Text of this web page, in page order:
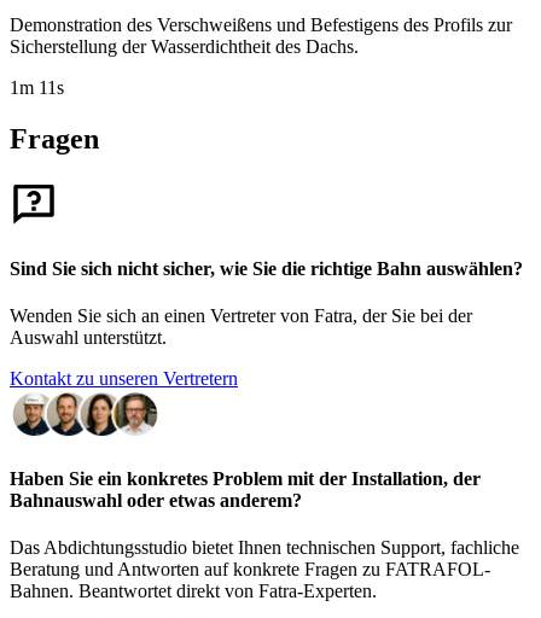
Demonstration des Verschweißens und Befestigens des Profils zur
Sicherstellung der Wasserdichtheit des Dachs.
1m 11s
Fragen
Sind Sie sich nicht sicher, wie Sie die richtige Bahn auswählen?
Wenden Sie sich an einen Vertreter von Fatra, der Sie bei der
Auswahl unterstützt.
Kontakt zu unseren Vertretern
Haben Sie ein konkretes Problem mit der Installation, der
Bahnauswahl oder etwas anderem?
Das Abdichtungsstudio bietet Ihnen technischen Support, fachliche
Beratung und Antworten auf konkrete Fragen zu FATRAFOL-
Bahnen. Beantwortet direkt von Fatra-Experten.